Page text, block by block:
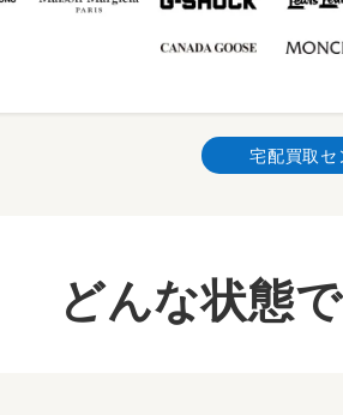
宅配買取セ
どんな状態